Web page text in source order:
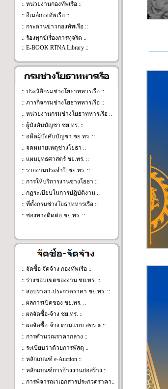
:: หน่วยงานกองทัพเรือ ::
:: อีเมล์กองทัพเรือ ::
:: กระดานข่าวกองทัพเรือ ::
:: ร้องทุกข์เรื่องการทุจริต ::
:: E-BOOK RTNA Library ::
:: ประวัติกรมช่างโยธาทหารเรือ ::
:: ภารกิจกรมช่างโยธาทหารเรือ ::
:: หน่วยงานกรมช่างโยธาทหารเรือ ::
:: ผู้บังคับบัญชา ชย.ทร. ::
:: อดึตผู้บังคับบัญชา ชย.ทร. ::
:: จดหมายเหตุช่างโยธา ::
:: แผนยุทธศาสตร์ ชย.ทร. ::
:: รายงานประจำปี ชย.ทร. ::
:: การให้บริการงานช่างโยธา ::
:: กฏระเบียบในการปฏิบัติงาน ::
:: ที่ตั้งกรมช่างโยธาทหารเรือ ::
:: ช่องทางติดต่อ ชย.ทร. ::
:: จัดซื้อ จัดจ้าง กองทัพเรือ ::
:: ร่างขอบเขตของงาน ชย.ทร. ::
:: สอบราคา-ประกาดราคา ชย.ทร. ::
:: ผลการเปิดซอง ชย.ทร. ::
:: ผลจัดซื้อ-จ้าง ชย.ทร. ::
:: ผลจัดซื้อ-จ้าง ตามแบบ สขร.๑ ::
:: การคำนวณราคากลาง ::
:: ระเบียบว่าด้วยการพัสดุ ::
:: หลักเกณฑ์ e-Auction ::
:: หลักเกณฑ์การจ้างงานก่อสร้าง ::
:: การพิจารณาเอกสารประกวดราคา::